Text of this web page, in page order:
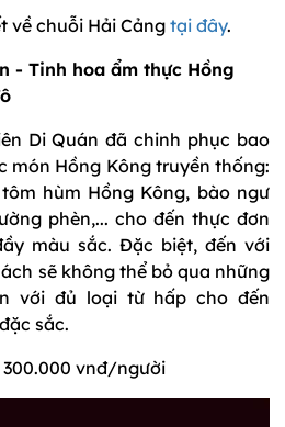
về chuỗi Hải Cảngtại đây.
- Tinh hoa ẩm thực Hồng
Di Quán đã chinh phục bao
món Hồng Kông truyền thống:
hùm Hồng Kông, bào ngư
phèn,... cho đến thực đơn
màu sắc. Đặc biệt, đến với
sẽ không thể bỏ qua những
với đủ loại từ hấp cho đến
sắc.
300.000 vnđ/người